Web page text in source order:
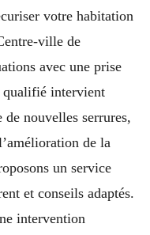
votre habitation
ville de
avec une prise
qualifié intervient
de nouvelles serrures,
de la
un service
et conseils adaptés.
intervention